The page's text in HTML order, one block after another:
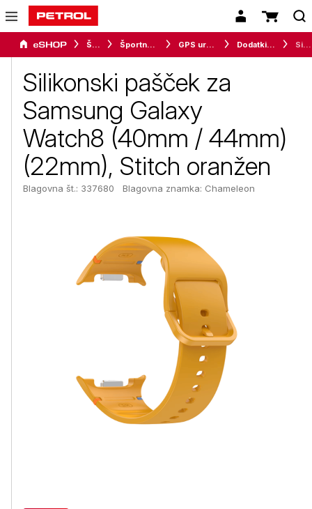
Šport Športna oprema GPS ure in merilci Dodatki za pametne ure
Silikonski pašček za
Samsung Galaxy
Watch8 (40mm / 44mm)
(22mm), Stitch oranžen
Blagovna št.: 337680 Blagovna znamka: Chameleon